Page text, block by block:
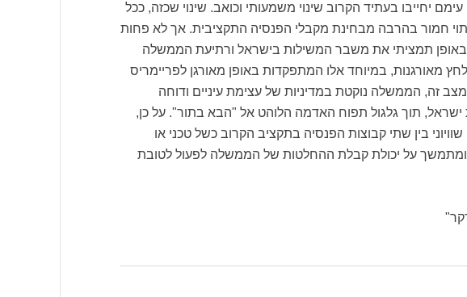
יחייבו בעתיד הקרוב שינוי משמעותי וכואב. שינוי שכזה, ככל
חמור בהרבה מבחינת מקבלי הפנסיה התקציבית. אך לא פחות
תמציתי את משבר המשילות בישראל ורתיעת הממשלה
מאורגנות, במיוחד אלו המתפקדות באופן מאורגן לפריימריס
זה, הממשלה נוקטת במדיניות של עצימת עיניים ודוחה
ישראל, תוך גלגול תפוח האדמה הלוהט אל "הבא בתור". על כן,
בין שתי קבוצות הפנסיה בתקציב הקרוב כשל טכני או
ומתמשך על יכולת קבלת ההחלטות של הממשלה לפעול לטובת